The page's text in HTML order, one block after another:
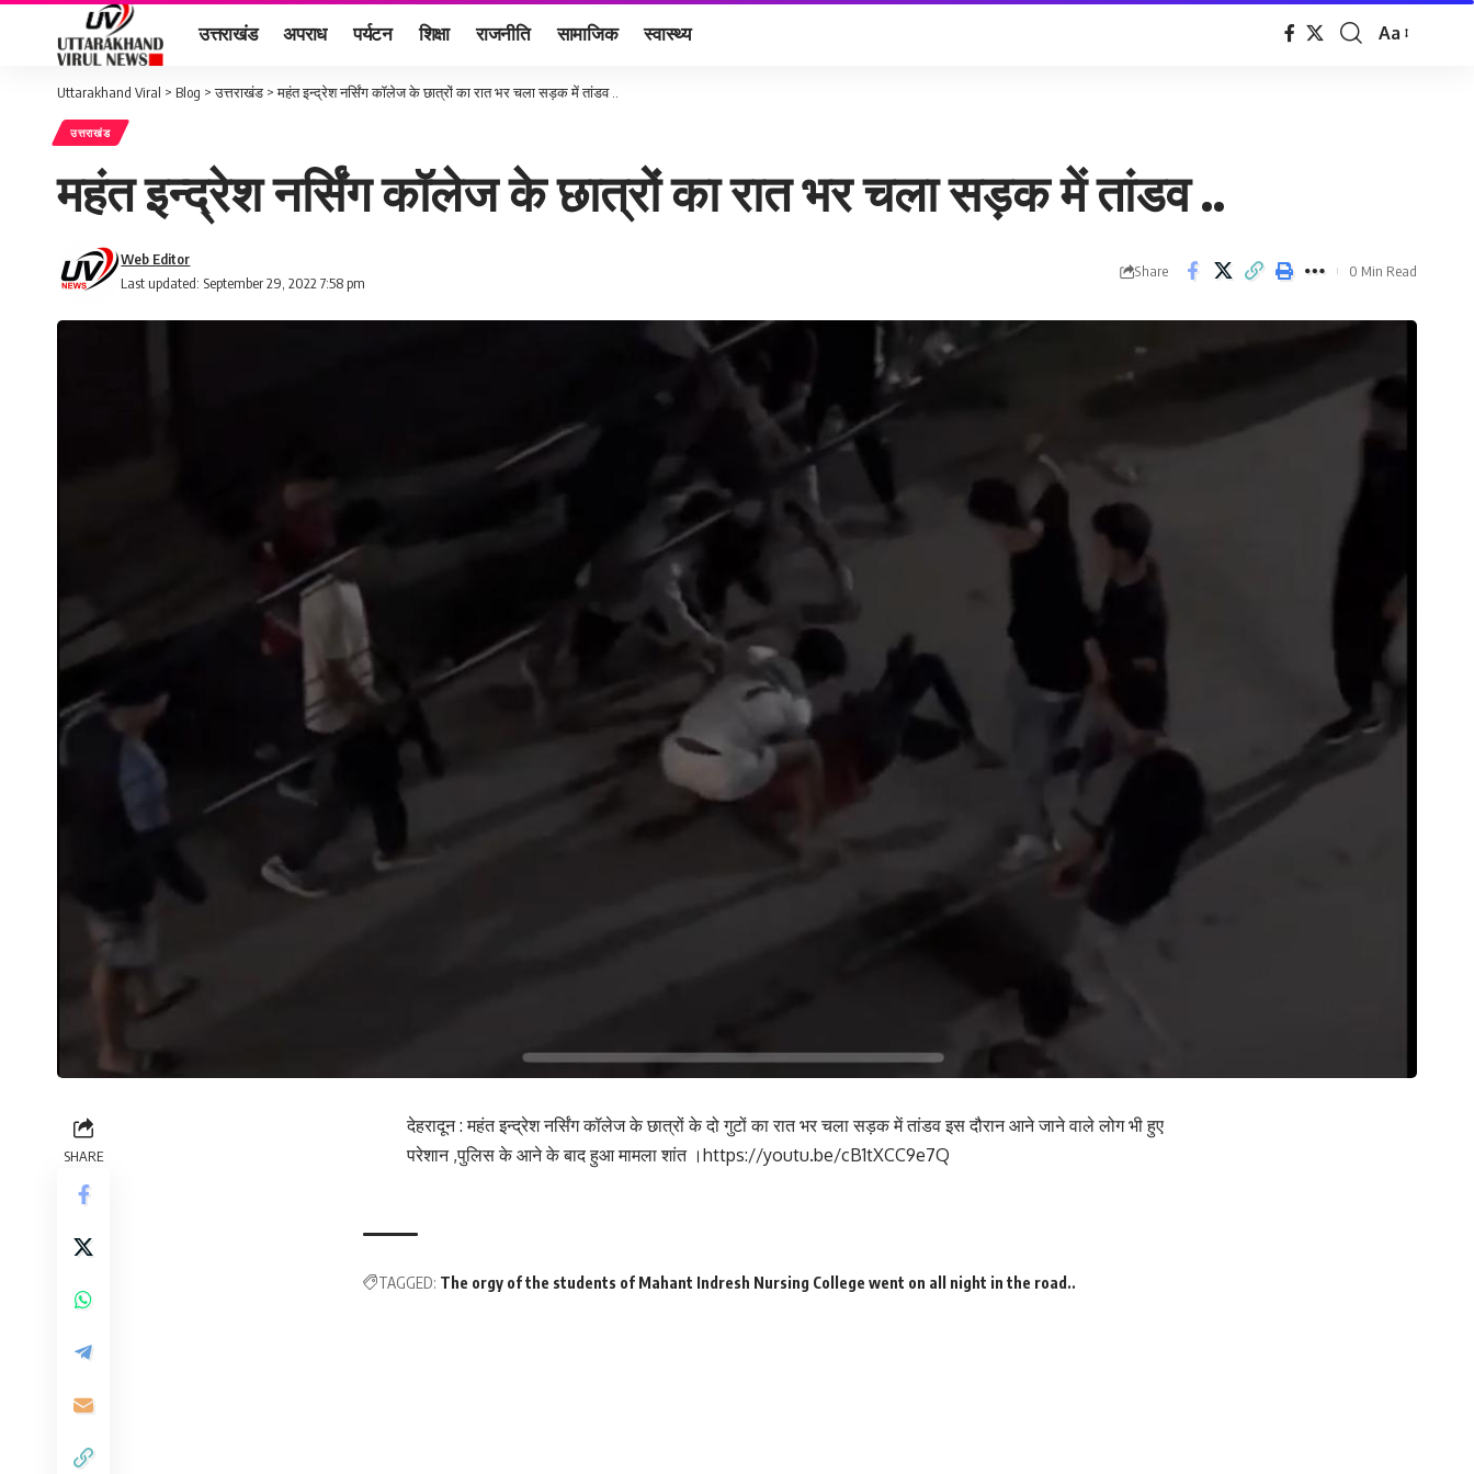
उत्तराखंड अपराध पर्यटन शिक्षा राजनीति सामाजिक स्वास्थ्य
Font
Aa
Uttarakhand Viral > Blog >उत्तराखंड >महंत इन्द्रेश नर्सिंग कॉलेज के छात्रों का रात भर चला सड़क में तांडव ..
उत्तराखंड
महंत इन्द्रेश नर्सिंग कॉलेज के छात्रों का रात भर चला सड़क में तांडव ..
Last updated: September 29, 2022 7:58 pm
Web Editor
Share 0 Min Read
SHARE
देहरादून : महंत इन्द्रेश नर्सिंग कॉलेज के छात्रों के दो गुटों का रात भर चला सड़क में तांडव इस दौरान आने जाने वाले लोग भी हुए
परेशान ,पुलिस के आने के बाद हुआ मामला शांत । https://youtu.be/cB1tXCC9e7Q
TAGGED: The orgy of the students of Mahant Indresh Nursing College went on all night in the road..